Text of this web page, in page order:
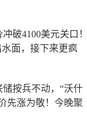
破4100美元关口！
水面，接下来更疯
按兵不动，“沃什
先涨为敬！今晚聚